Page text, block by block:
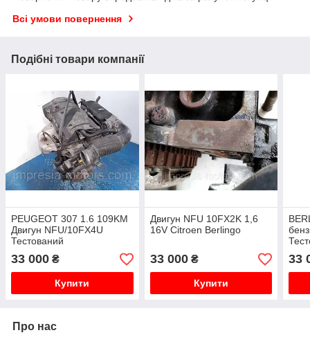
Всі умови повернення
Подібні товари компанії
PEUGEOT 307 1.6 109KM
Двигун NFU/10FX4U
Тестований
33 000 ₴
Купити
Двигун NFU 10FX2K 1,6
16V Citroen Berlingo
33 000₴
Купити
33
Про нас